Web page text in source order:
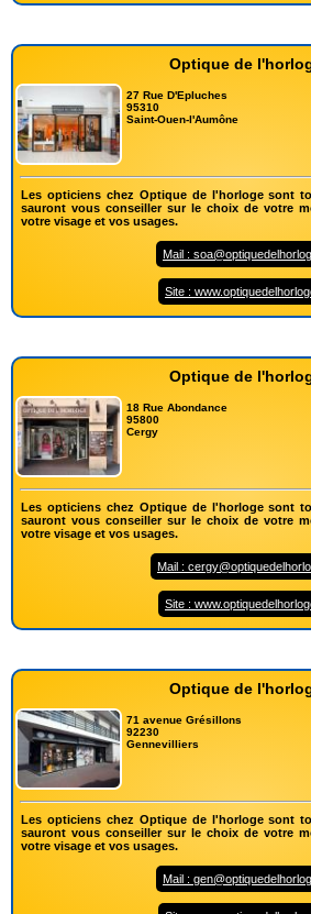
Optique de
27 Rue D'Epluches
95310
Saint-Ouen-l'Aumône
Les opticiens chez Optique de l'horloge sont
sauront vous conseiller sur le choix de votre
votre visage et vos usages.
Mail :
Site :
Optique de
18 Rue Abondance
95800
Cergy
Les opticiens chez Optique de l'horloge sont
sauront vous conseiller sur le choix de votre
votre visage et vos usages.
Mail :
Site :
Optique de
71 avenue Grésillons
92230
Gennevilliers
Les opticiens chez Optique de l'horloge sont
sauront vous conseiller sur le choix de votre
votre visage et vos usages.
Mail :